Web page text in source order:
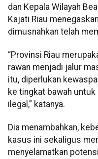
dan Kepala Wilayah
Kajati Riau
dimusnahkan telah
“Provinsi Riau
rawan menjadi jalur
itu, diperlukan
ke tingkat bawah
ilegal,” katanya.
Dia menambahkan,
kasus ini sekaligus
menyelamatkan